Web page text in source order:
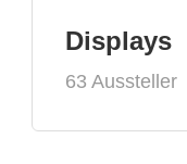
Displays
63 Aussteller